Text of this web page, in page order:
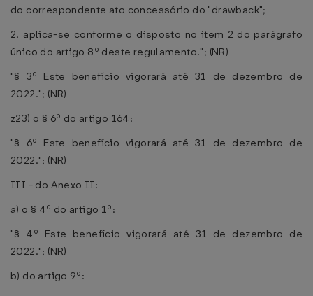
do correspondente ato concessório do "drawback";
2. aplica-se conforme o disposto no item 2 do parágrafo
único do artigo 8º deste regulamento."; (NR)
"§ 3º Este benefício vigorará até 31 de dezembro de
2022."; (NR)
z23) o § 6º do artigo 164:
"§ 6º Este benefício vigorará até 31 de dezembro de
2022."; (NR)
III - do Anexo II:
a) o § 4º do artigo 1º:
"§ 4º Este benefício vigorará até 31 de dezembro de
2022."; (NR)
b) do artigo 9º: